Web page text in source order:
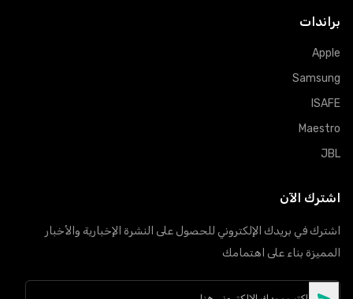
براندات
Apple
Samsung
ISAFE
Maestro
JBL
اشترك الآن
اشترك في بريدك الإلكتروني للحصول على النشرة الإخبارية والأخبار
المميزة بناء على اهتمامك